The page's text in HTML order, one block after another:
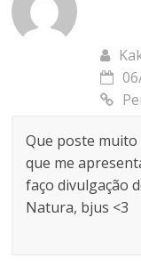
Que poste
que me
faço divulgação
Natura, bjus <3